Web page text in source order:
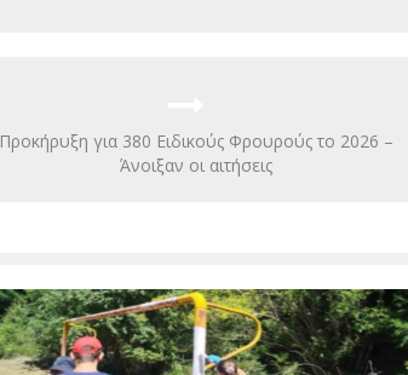
Προκήρυξη για 380 Ειδικούς Φρουρούς το 2026 –
Άνοιξαν οι αιτήσεις